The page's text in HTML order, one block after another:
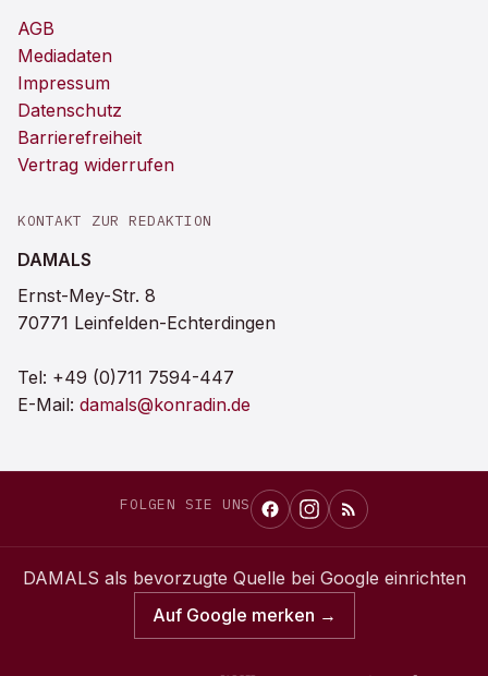
AGB
Mediadaten
Impressum
Datenschutz
Barrierefreiheit
Vertrag widerrufen
KONTAKT ZUR REDAKTION
DAMALS
Ernst-Mey-Str. 8
70771 Leinfelden-Echterdingen
Tel: +49 (0)711 7594-447
E-Mail: damals@konradin.de
FOLGEN SIE UNS
DAMALS als bevorzugte Quelle bei Google einrichten
Auf Google merken →